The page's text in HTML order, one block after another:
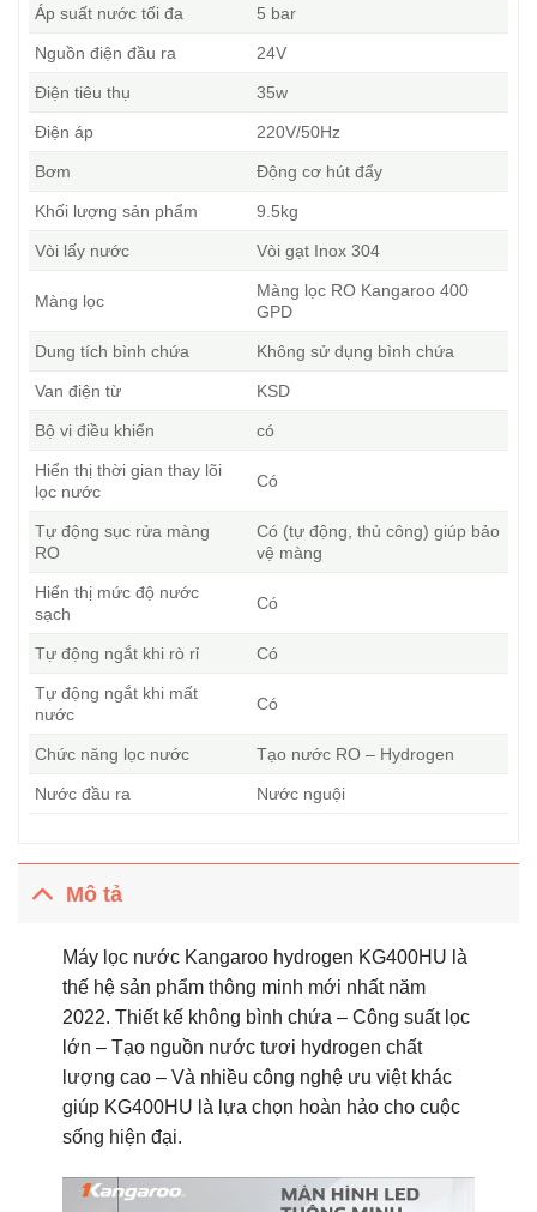
Áp suất nước tối đa 5 bar
Nguồn điện đầu ra 24V
Điện tiêu thụ 35w
Điện áp 220V/50Hz
Bơm Động cơ hút đẩy
Khối lượng sản phẩm 9.5kg
Vòi lấy nước Vòi gạt Inox 304
Màng lọc
Màng lọc RO Kangaroo 400
GPD
Dung tích bình chứa Không sử dụng bình chứa
Van điện từ KSD
Bộ vi điều khiển có
Hiển thị thời gian thay lõi
lọc nước
Có
Tự động sục rửa màng
RO
Có (tự động, thủ công) giúp bảo
vệ màng
Hiển thị mức độ nước
sạch
Có
Tự động ngắt khi rò rỉ Có
Tự động ngắt khi mất
nước
Có
Chức năng lọc nước Tạo nước RO – Hydrogen
Nước đầu ra Nước nguội
Mô tả
Máy lọc nước Kangaroo hydrogen KG400HU là
thế hệ sản phẩm thông minh mới nhất năm
2022. Thiết kế không bình chứa – Công suất lọc
lớn – Tạo nguồn nước tươi hydrogen chất
lượng cao – Và nhiều công nghệ ưu việt khác
giúp KG400HU là lựa chọn hoàn hảo cho cuộc
sống hiện đại.